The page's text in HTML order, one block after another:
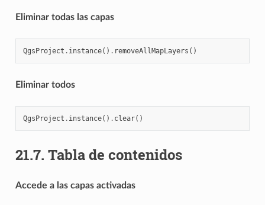
Eliminar todas las capas
QgsProject . instance() . removeAllMapLayers ()
Eliminar todos
QgsProject . instance() . clear()
21.7. Tabla de contenidos
Accede a las capas activadas